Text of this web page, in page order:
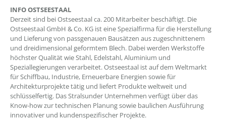
INFO OSTSEESTAAL
Derzeit sind bei Ostseestaal ca. 200 Mitarbeiter beschäftigt. Die
Ostseestaal GmbH & Co. KG ist eine Spezialfirma für die Herstellung
und Lieferung von passgenauen Bausätzen aus zugeschnittenem
und dreidimensional geformtem Blech. Dabei werden Werkstoffe
höchster Qualität wie Stahl, Edelstahl, Aluminium und
Speziallegierungen verarbeitet. Ostseestaal ist auf dem Weltmarkt
für Schiffbau, Industrie, Erneuerbare Energien sowie für
Architekturprojekte tätig und liefert Produkte weltweit und
schlüsselfertig. Das Stralsunder Unternehmen verfügt über das
Know-how zur technischen Planung sowie baulichen Ausführung
innovativer und kundenspezifischer Projekte.